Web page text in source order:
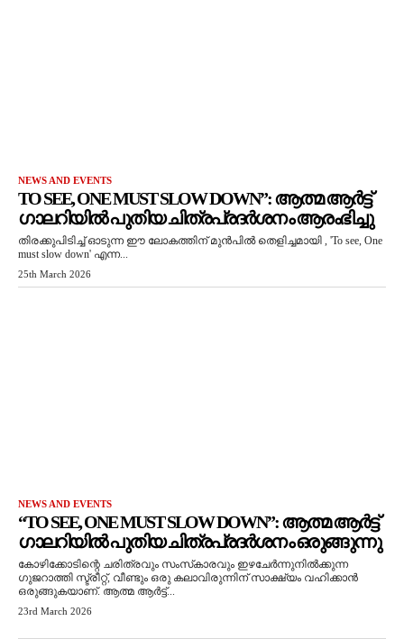
NEWS AND EVENTS
TO SEE, ONE MUST SLOW DOWN”: ആത്മ ആർട്ട്
ഗാലറിയിൽ പുതിയ ചിത്രപ്രദർശനം ആരംഭിച്ചു
തിരക്കുപിടിച്ച് ഓടുന്ന ഈ ലോകത്തിന് മുൻപിൽ തെളിച്ചമായി , 'To see, One
must slow down' എന്ന...
25th March 2026
NEWS AND EVENTS
“TO SEE, ONE MUST SLOW DOWN”: ആത്മ ആർട്ട്
ഗാലറിയിൽ പുതിയ ചിത്രപ്രദർശനം ഒരുങ്ങുന്നു
കോഴിക്കോടിന്റെ ചരിത്രവും സംസ്‌കാരവും ഇഴചേർന്നുനിൽക്കുന്ന
ഗുജറാത്തി സ്ട്രീറ്റ്, വീണ്ടും ഒരു കലാവിരുന്നിന് സാക്ഷ്യം വഹിക്കാൻ
ഒരുങ്ങുകയാണ്. ആത്മ ആർട്ട്...
23rd March 2026